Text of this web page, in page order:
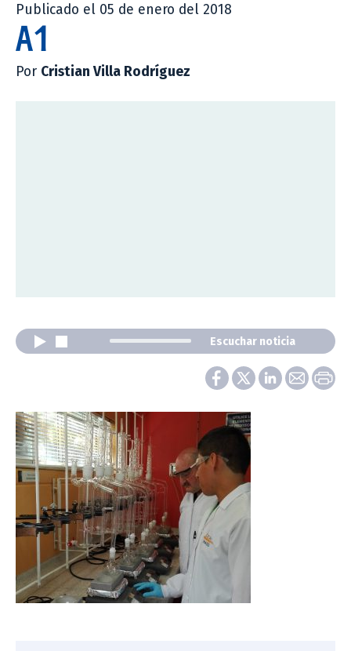
Publicado el 05 de enero del 2018
A1
Por Cristian Villa Rodríguez
Escuchar noticia